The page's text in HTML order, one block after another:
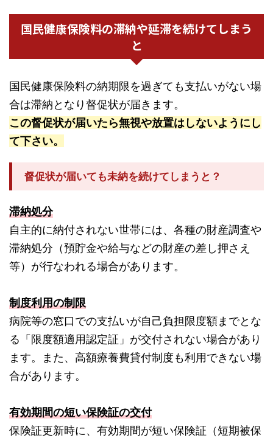
国民健康保険料の滞納や延滞を続けてしまう
と
国民健康保険料の納期限を過ぎても支払いがない場
合は滞納となり督促状が届きます。
この督促状が届いたら無視や放置はしないようにし
て下さい。
督促状が届いても未納を続けてしまうと？
滞納処分
自主的に納付されない世帯には、各種の財産調査や
滞納処分（預貯金や給与などの財産の差し押さえ
等）が行なわれる場合があります。
制度利用の制限
病院等の窓口での支払いが自己負担限度額までとな
る「限度額適用認定証」が交付されない場合があり
ます。また、高額療養費貸付制度も利用できない場
合があります。
有効期間の短い保険証の交付
保険証更新時に、有効期間が短い保険証（短期被保